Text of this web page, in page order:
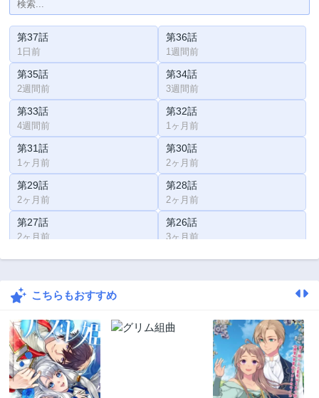
第37話
1日前
第36話
1週間前
第35話
2週間前
第34話
3週間前
第33話
4週間前
第32話
1ヶ月前
第31話
1ヶ月前
第30話
2ヶ月前
第29話
2ヶ月前
第28話
2ヶ月前
第27話
2ヶ月前
第26話
3ヶ月前
第25話 第24話
第23話
第21話
3ヶ月前
第20話
第19話
3ヶ月前
こちらもおすすめ